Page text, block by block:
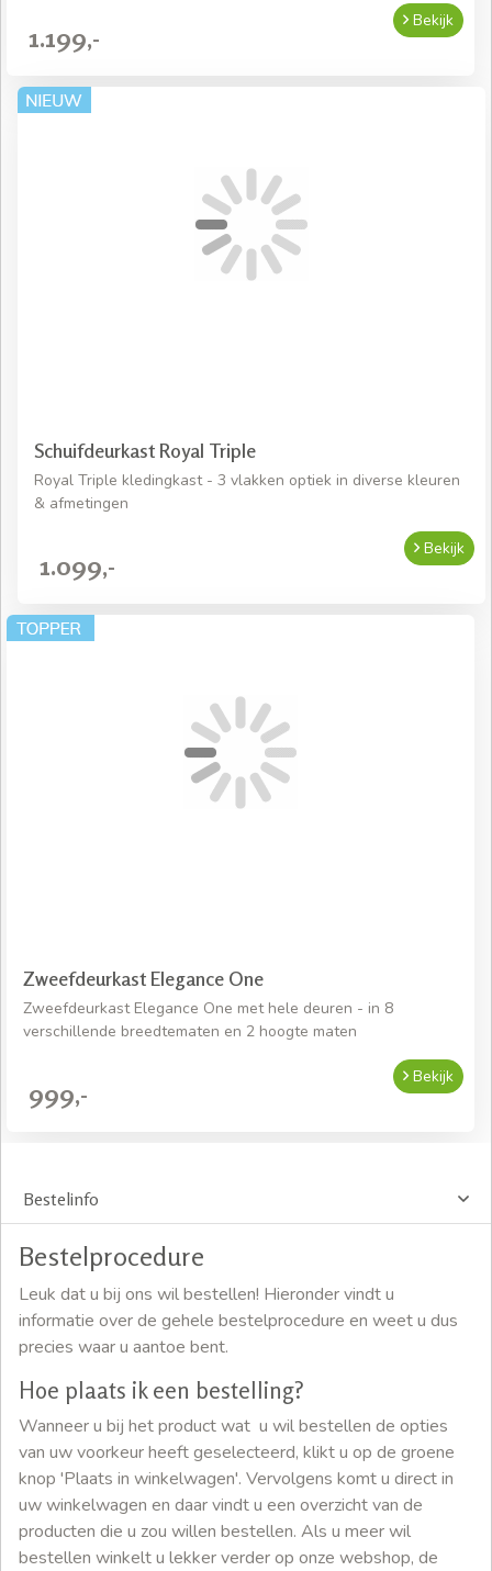
1.199,-
Bekijk
Schuifdeurkast Royal Triple
Royal Triple kledingkast - 3 vlakken optiek in diverse kleuren
& afmetingen
1.099,-
Bekijk
Zweefdeurkast Elegance One
Zweefdeurkast Elegance One met hele deuren - in 8
verschillende breedtematen en 2 hoogte maten
999,-
Bekijk
Bestelinfo
Bestelprocedure
Leuk dat u bij ons wil bestellen! Hieronder vindt u
informatie over de gehele bestelprocedure en weet u dus
precies waar u aantoe bent.
Hoe plaats ik een bestelling?
Wanneer u bij het product wat u wil bestellen de opties
van uw voorkeur heeft geselecteerd, klikt u op de groene
knop 'Plaats in winkelwagen'. Vervolgens komt u direct in
uw winkelwagen en daar vindt u een overzicht van de
producten die u zou willen bestellen. Als u meer wil
bestellen winkelt u lekker verder op onze webshop, de